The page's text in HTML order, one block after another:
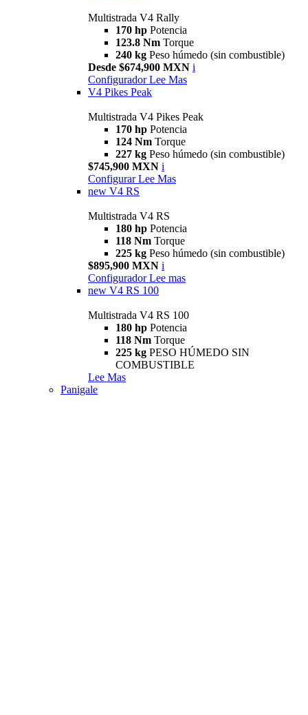
Multistrada V4 Rally
170 hp Potencia
123.8 Nm Torque
240 kg Peso húmedo (sin combustible)
Desde $674,900 MXN i
Configurador Lee Mas
V4 Pikes Peak
Multistrada V4 Pikes Peak
170 hp Potencia
124 Nm Torque
227 kg Peso húmedo (sin combustible)
$745,900 MXN i
Configurar Lee Mas
new V4 RS
Multistrada V4 RS
180 hp Potencia
118 Nm Torque
225 kg Peso húmedo (sin combustible)
$895,900 MXN i
Configurador Lee mas
new V4 RS 100
Multistrada V4 RS 100
180 hp Potencia
118 Nm Torque
225 kg PESO HÚMEDO SIN
COMBUSTIBLE
Lee Mas
Panigale